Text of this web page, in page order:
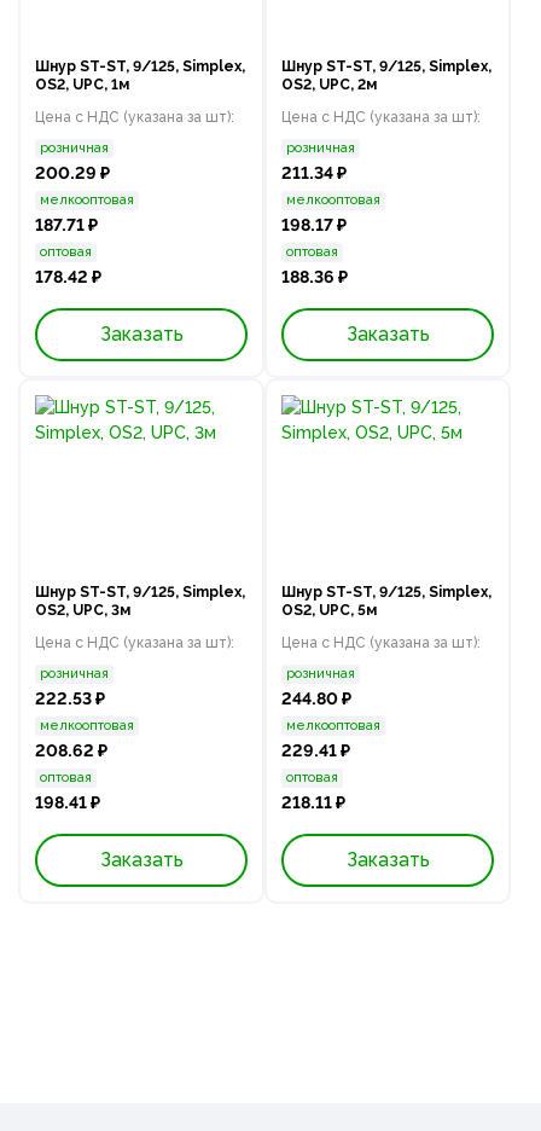
Шнур ST-ST, 9/125, Simplex,
OS2, UPC, 1м
Цена с НДС (указана за шт):
розничная
200.29 ₽
мелкооптовая
187.71 ₽
оптовая
178.42 ₽
Заказать
Шнур ST-ST, 9/125, Simplex,
OS2, UPC, 2м
Цена с НДС (указана за шт):
розничная
211.34 ₽
мелкооптовая
198.17 ₽
оптовая
188.36 ₽
Заказать
Шнур ST-ST, 9/125, Simplex,
OS2, UPC, 3м
Цена с НДС (указана за шт):
розничная
222.53 ₽
мелкооптовая
208.62 ₽
оптовая
198.41 ₽
Заказать
Шнур ST-ST, 9/125, Simplex,
OS2, UPC, 5м
Цена с НДС (указана за шт):
розничная
244.80 ₽
мелкооптовая
229.41 ₽
оптовая
218.11 ₽
Заказать